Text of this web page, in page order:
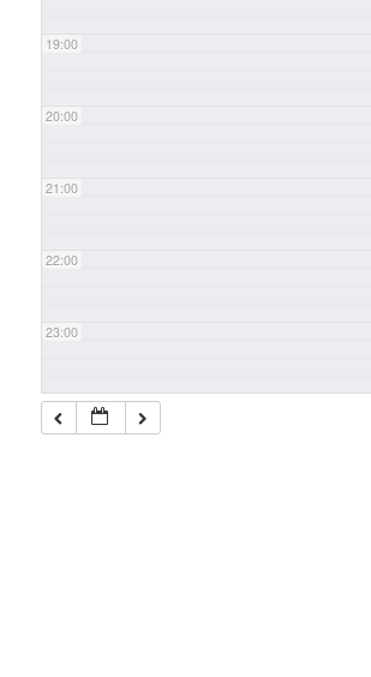
19:00
20:00
21:00
22:00
23:00